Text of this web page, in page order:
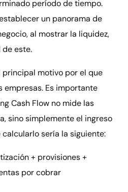
período de tiempo.
un panorama de
al mostrar la liquidez,
este.
principal motivo por el que
empresas. Es importante
Cash Flow no mide las
sino simplemente el ingreso
sería la siguiente:
+ provisiones +
por cobrar